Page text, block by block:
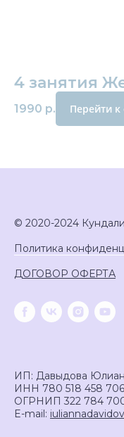
4 занятия
1990 р. Перейти к
© 2020-2024
Политика
ДОГОВОР ОФЕРТА
ИП: Давыдова
ИНН 780 518 458 706
ОГРНИП 322 784 700
E-mail: